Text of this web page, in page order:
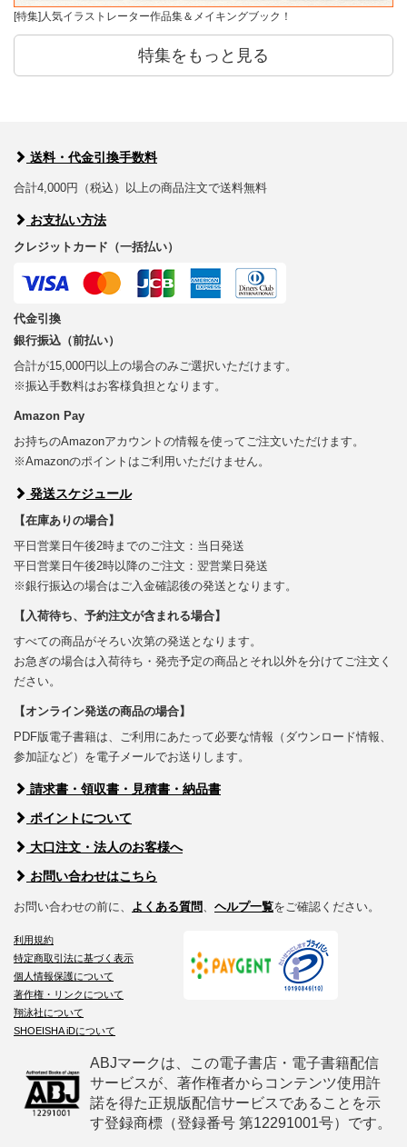
[特集]人気イラストレーター作品集＆メイキングブック！
特集をもっと見る
送料・代金引換手数料
合計4,000円（税込）以上の商品注文で送料無料
お支払い方法
クレジットカード（一括払い）
代金引換
銀行振込（前払い）
合計が15,000円以上の場合のみご選択いただけます。
※振込手数料はお客様負担となります。
Amazon Pay
お持ちのAmazonアカウントの情報を使ってご注文いただけます。
※Amazonのポイントはご利用いただけません。
発送スケジュール
【在庫ありの場合】
平日営業日午後2時までのご注文：当日発送
平日営業日午後2時以降のご注文：翌営業日発送
※銀行振込の場合はご入金確認後の発送となります。
【入荷待ち、予約注文が含まれる場合】
すべての商品がそろい次第の発送となります。
お急ぎの場合は入荷待ち・発売予定の商品とそれ以外を分けてご注文く
ださい。
【オンライン発送の商品の場合】
PDF版電子書籍は、ご利用にあたって必要な情報（ダウンロード情報、
参加証など）を電子メールでお送りします。
請求書・領収書・見積書・納品書
ポイントについて
大口注文・法人のお客様へ
お問い合わせはこちら
お問い合わせの前に、 よくある質問、 ヘルプ一覧をご確認ください。
利用規約
特定商取引法に基づく表示
個人情報保護について
著作権・リンクについて
翔泳社について
SHOEISHA iDについて
ABJマークは、この電子書店・電子書籍配信
サービスが、著作権者からコンテンツ使用許
諾を得た正規版配信サービスであることを示
す登録商標（登録番号 第12291001号）です。